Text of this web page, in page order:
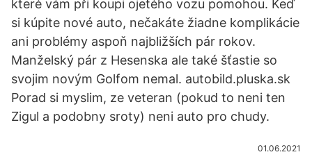
které vám při koupi ojetého vozu pomohou. Keď
si kúpite nové auto, nečakáte žiadne komplikácie
ani problémy aspoň najbližších pár rokov.
Manželský pár z Hesenska ale také šťastie so
svojim novým Golfom nemal. autobild.pluska.sk
Porad si myslim, ze veteran (pokud to neni ten
Zigul a podobny sroty) neni auto pro chudy.
01.06.2021